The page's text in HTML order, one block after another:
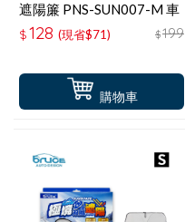
購物車
遮陽簾 PNS-SUN007-M 車
窗遮陽防蚊罩 M(轎車用)2
入
$128 (現省$71) $199